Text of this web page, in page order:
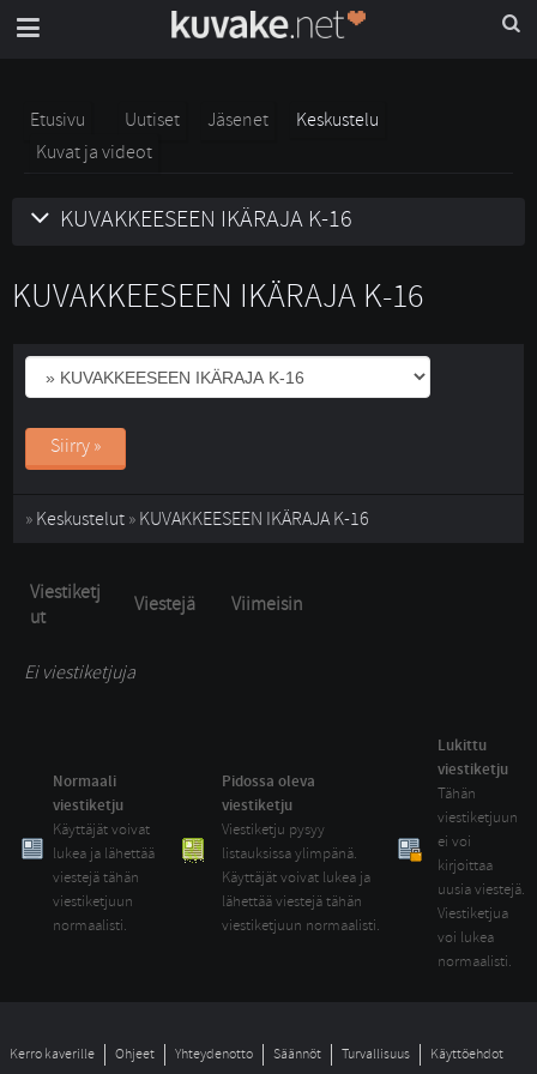
Etusivu Uutiset Jäsenet
Keskustelu
Kuvat ja videot
KUVAKKEESEEN IKÄRAJA K-16
KUVAKKEESEEN IKÄRAJA K-16
Siirry »
» Keskustelut » KUVAKKEESEEN IKÄRAJA K-16
Viestiketj
ut
Viestejä Viimeisin
Ei viestiketjuja
Normaali
viestiketju
Käyttäjät voivat
lukea ja lähettää
viestejä tähän
viestiketjuun
normaalisti.
Pidossa oleva
viestiketju
Viestiketju pysyy
listauksissa ylimpänä.
Käyttäjät voivat lukea ja
lähettää viestejä tähän
viestiketjuun normaalisti.
Lukittu
viestiketju
Tähän
viestiketjuun
ei voi
kirjoittaa
uusia viestejä.
Viestiketjua
voi lukea
normaalisti.
Kerro kaverille Ohjeet Yhteydenotto Säännöt Turvallisuus Käyttöehdot